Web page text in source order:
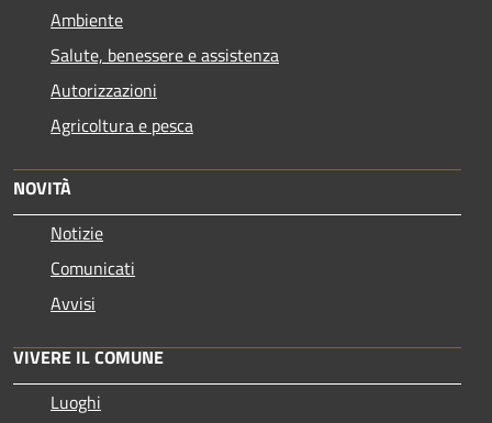
Ambiente
Salute, benessere e assistenza
Autorizzazioni
Agricoltura e pesca
NOVITÀ
Notizie
Comunicati
Avvisi
VIVERE IL COMUNE
Luoghi